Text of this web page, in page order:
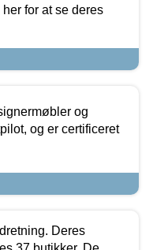
for at se deres
og
og er certificeret
Deres